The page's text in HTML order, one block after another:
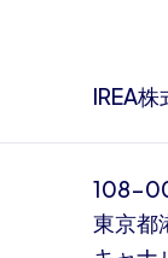
IREA
108-
東京都